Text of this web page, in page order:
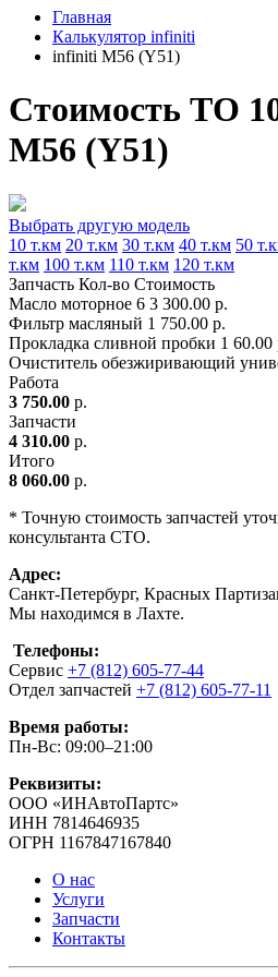
Главная
Калькулятор infiniti
infiniti M56 (Y51)
Стоимость ТО
M56 (Y51)
Выбрать другую модель
10 т.км 20 т.км 30 т.км 40 т.км 50
т.км 100 т.км 110 т.км 120 т.км
Запчасть Кол-во Стоимость
Масло моторное 6 3 300.00 р.
Фильтр масляный 1 750.00 р.
Прокладка сливной пробки 1 60.00
Очиститель обезжиривающий
Работа
3 750.00 р.
Запчасти
4 310.00 р.
Итого
8 060.00 р.
* Точную стоимость запчастей
консультанта СТО.
Адрес:
Санкт-Петербург, Красных
Мы находимся в Лахте.
Телефоны:
Сервис +7 (812) 605-77-44
Отдел запчастей +7 (812) 605-77-11
Время работы:
Пн-Вс: 09:00–21:00
Реквизиты:
ООО «ИНАвтоПартс»
ИНН 7814646935
ОГРН 1167847167840
О нас
Услуги
Запчасти
Контакты